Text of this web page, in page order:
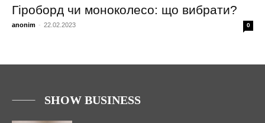
Гіроборд чи моноколесо: що вибрати?
anonim - 22.02.2023 0
SHOW BUSINESS